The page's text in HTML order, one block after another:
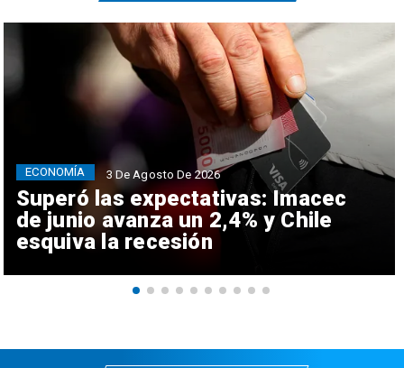
Superó las expectativas: Imacec
de junio avanza un 2,4% y Chile
esquiva la recesión
ECONOMÍA 3 De Agosto De 2026